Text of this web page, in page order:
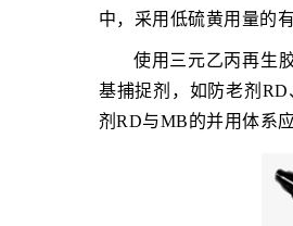
中，采用低硫黄用量的
使用三元乙丙再生
基捕捉剂，如防老剂
剂RD与MB的并用体系